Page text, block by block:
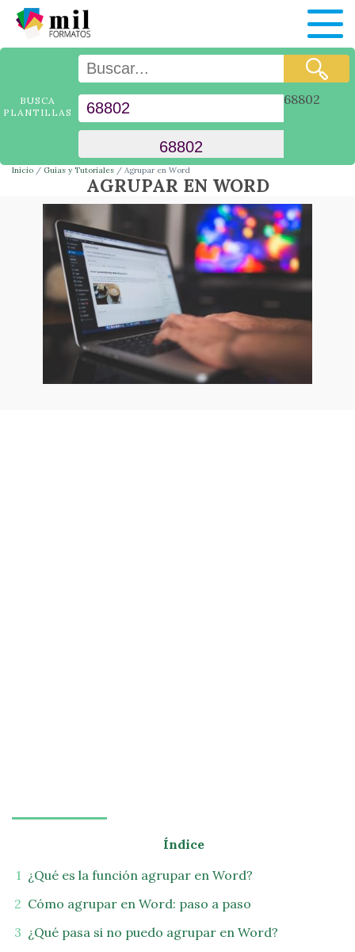
BUSCA
PLANTILLAS
68802
Inicio Guías y Tutoriales Agrupar en Word
AGRUPAR EN WORD
Índice
¿Qué es la función agrupar en Word?
Cómo agrupar en Word: paso a paso
¿Qué pasa si no puedo agrupar en Word?